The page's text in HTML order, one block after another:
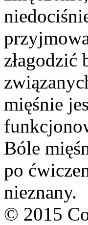
złagodzić
mięśnie
Bóle
po
nieznany.
© 2015